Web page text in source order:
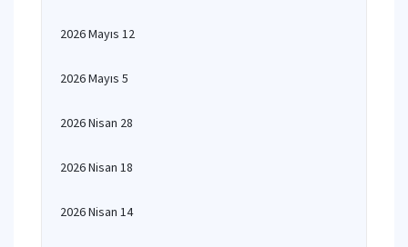
2026 Mayıs 12
2026 Mayıs 5
2026 Nisan 28
2026 Nisan 18
2026 Nisan 14